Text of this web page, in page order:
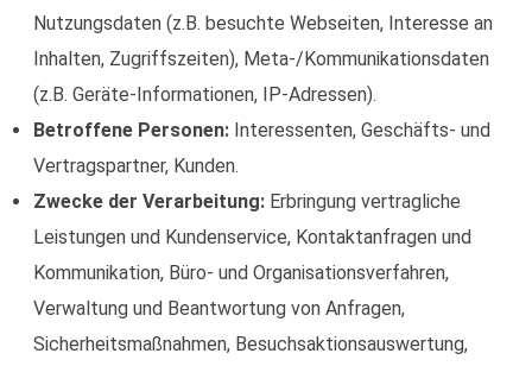
Nutzungsdaten (z.B. besuchte Webseiten, Interesse an
Inhalten, Zugriffszeiten), Meta-/Kommunikationsdaten
(z.B. Geräte-Informationen, IP-Adressen).
Betroffene Personen:Interessenten, Geschäfts- und
Vertragspartner, Kunden.
Zwecke der Verarbeitung:Erbringung vertragliche
Leistungen und Kundenservice, Kontaktanfragen und
Kommunikation, Büro- und Organisationsverfahren,
Verwaltung und Beantwortung von Anfragen,
Sicherheitsmaßnahmen, Besuchsaktionsauswertung,